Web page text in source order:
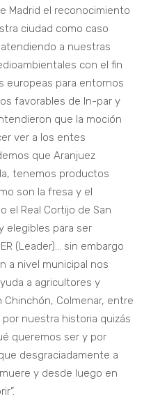
Madrid el reconocimiento
ciudad como caso
a nuestras
con el fin
europeas para entornos
favorables de In-par y
que la moción
ver a los entes
que Aranjuez
tenemos productos
son la fresa y el
el Real Cortijo de San
elegibles para ser
(Leader)… sin embargo
a nivel municipal nos
a agricultores y
Colmenar, entre
nuestra historia quizás
queremos ser y por
desgraciadamente a
y desde luego en